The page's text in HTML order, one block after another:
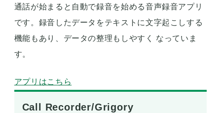
通話が始まると自動で録音を始める音声録音アプリ
です。録音したデータをテキストに文字起こしする
機能もあり、データの整理もしやすく なっていま
す。
アプリはこちら
Call Recorder/Grigory